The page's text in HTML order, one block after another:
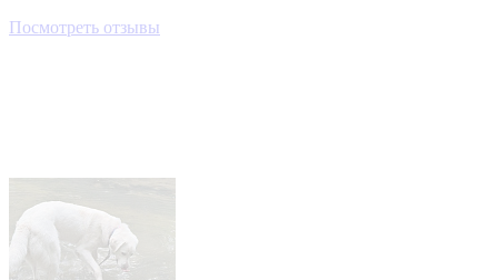
Посмотреть отзывы